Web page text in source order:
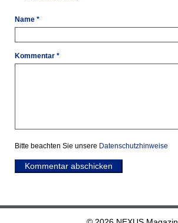
Name *
Kommentar *
Bitte beachten Sie unsere Datenschutzhinweise
Kommentar abschicken